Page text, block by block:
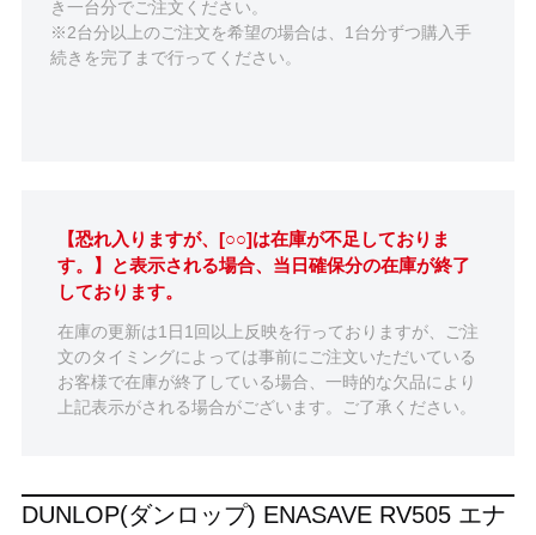
き一台分でご注文ください。
※2台分以上のご注文を希望の場合は、1台分ずつ購入手
続きを完了まで行ってください。
【恐れ入りますが、[○○]は在庫が不足しておりま
す。】と表示される場合、当日確保分の在庫が終了
しております。
在庫の更新は1日1回以上反映を行っておりますが、ご注
文のタイミングによっては事前にご注文いただいている
お客様で在庫が終了している場合、一時的な欠品により
上記表示がされる場合がございます。ご了承ください。
DUNLOP(ダンロップ) ENASAVE RV505 エナ